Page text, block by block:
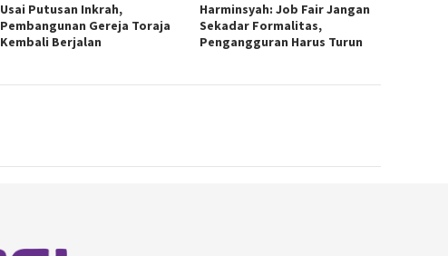
Usai Putusan Inkrah,
Pembangunan Gereja Toraja
Kembali Berjalan
Harminsyah: Job Fair Jangan
Sekadar Formalitas,
Pengangguran Harus Turun